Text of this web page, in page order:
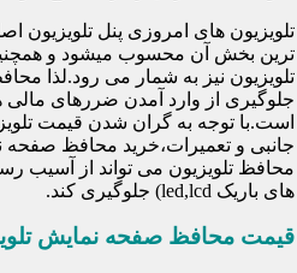
تلویزیون های امروزی پنل تلویزیون
ترین بخش آن محسوب میشود و
تلویزیون نیز به شمار می رود.لذا
جلوگیری از وارد آمدن ضررهای مالی
است.با توجه به گران شدن قیمت
جانبی و تعمیرات،خرید محافظ صفحه
محافظ تلویزیون می تواند از آسیب
های باریک led,lcd) جلوگیری کند.
قیمت محافظ صفحه نمایش